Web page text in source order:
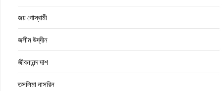
জয় গোস্বামী
জসীম উদ্‌দীন
জীবনানন্দ দাশ
তসলিমা নাসরিন